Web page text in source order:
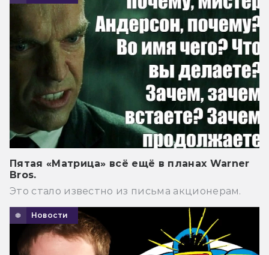
Пятая «Матрица» всё ещё в планах Warner
Bros.
Это стало известно из письма акционерам.
Новости